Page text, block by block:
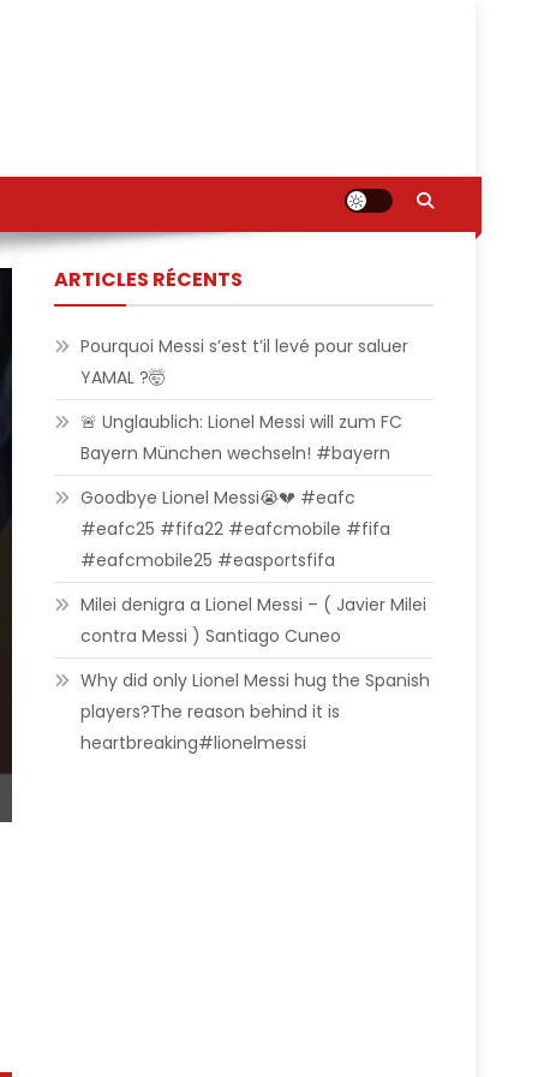
ARTICLES RÉCENTS
Pourquoi Messi s’est t’il levé pour saluer
YAMAL ?🤯
🚨 Unglaublich: Lionel Messi will zum FC
Bayern München wechseln! #bayern
Goodbye Lionel Messi😭💔 #eafc
#eafc25 #fifa22 #eafcmobile #fifa
#eafcmobile25 #easportsfifa
Milei denigra a Lionel Messi – ( Javier Milei
contra Messi ) Santiago Cuneo
Why did only Lionel Messi hug the Spanish
players?The reason behind it is
heartbreaking#lionelmessi